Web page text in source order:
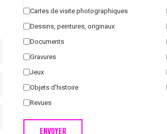
Cartes de visite photographiques
Dessins, peintures, originaux
Documents
Gravures
Jeux
Objets d'histoire
Revues
ENVOYER